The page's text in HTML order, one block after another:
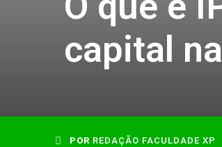
capital
POR REDAÇÃO FACULDADE XP